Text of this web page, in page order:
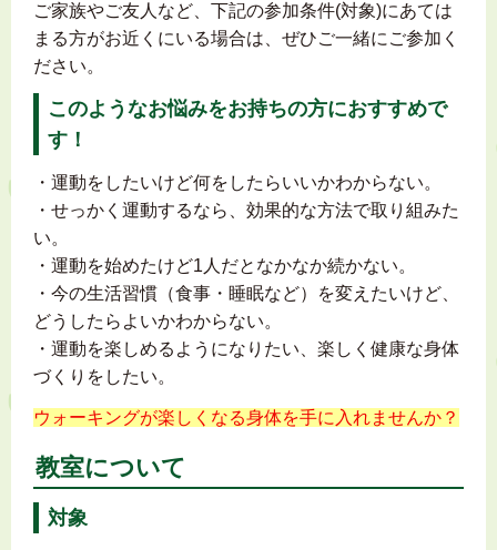
ご家族やご友人など、下記の参加条件(対象)にあては
まる方がお近くにいる場合は、ぜひご一緒にご参加く
ださい。
このようなお悩みをお持ちの方におすすめで
す！
・運動をしたいけど何をしたらいいかわからない。
・せっかく運動するなら、効果的な方法で取り組みた
い。
・運動を始めたけど1人だとなかなか続かない。
・今の生活習慣（食事・睡眠など）を変えたいけど、
どうしたらよいかわからない。
・運動を楽しめるようになりたい、楽しく健康な身体
づくりをしたい。
ウォーキングが楽しくなる身体を手に入れませんか？
教室について
対象